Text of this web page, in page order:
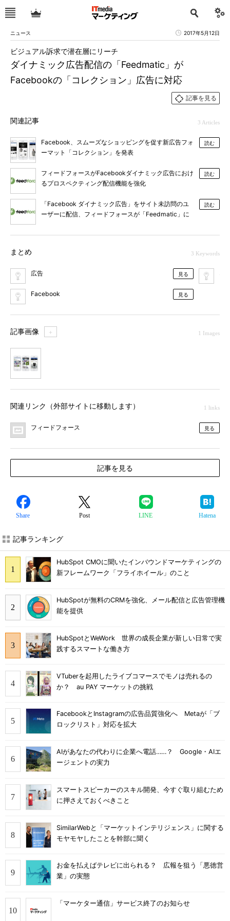
ニュース 2017年5月12日
ダイナミック広告配信の「Feedmatic」が
Facebookの「コレクション」広告に対応
ビジュアル訴求で潜在層にリーチ
記事を見る
関連記事 3 Articles
Facebook、スムーズなショッピングを促す新広告フォ
ーマット「コレクション」を発表
読む
フィードフォースがFacebookダイナミック広告におけ
るプロスペクティング配信機能を強化
読む
「Facebook ダイナミック広告」をサイト未訪問のユ
ーザーに配信、フィードフォースが「Feedmatic」に
読む
まとめ 3 Keywords
広告 見る
Facebook 見る
記事画像 ＋ 1 Images
関連リンク（外部サイトに移動します） 1 links
フィードフォース 見る
記事を見る
Share Post LINE Hatena
記事ランキング
HubSpot CMOに聞いたインバウンドマーケティングの
新フレームワーク「フライホイール」のこと
HubSpotが無料のCRMを強化、メール配信と広告管理機
能を提供
HubSpotとWeWork 世界の成長企業が新しい日常で実
践するスマートな働き方
VTuberを起用したライブコマースでモノは売れるの
か？ au PAY マーケットの挑戦
FacebookとInstagramの広告品質強化へ Metaが「ブ
ロックリスト」対応を拡大
AIがあなたの代わりに企業へ電話……？ Google・AIエ
ージェントの実力
スマートスピーカーのスキル開発、今すぐ取り組むため
に押さえておくべきこと
SimilarWebと「マーケットインテリジェンス」に関する
モヤモヤしたことを幹部に聞く
お金を払えばテレビに出られる？ 広報を狙う「悪徳営
業」の実態
「マーケター通信」サービス終了のお知らせ